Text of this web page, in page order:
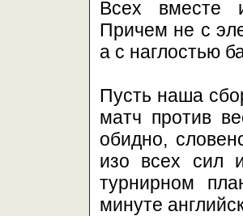
Всех вместе
Причем не с
а с наглостью
Пусть наша
матч против
обидно,
изо всех сил
турнирном
минуте